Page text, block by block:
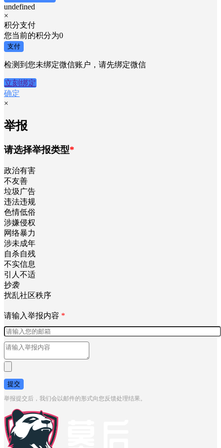
undefined
×
积分支付
您当前的积分为0
支付
检测到您未绑定微信账户，请先绑定微信
立刻绑定
确定
×
举报
请选择举报类型*
政治有害
不友善
垃圾广告
违法违规
色情低俗
涉嫌侵权
网络暴力
涉未成年
自杀自残
不实信息
引人不适
抄袭
扰乱社区秩序
请输入举报内容 *
提交
举报提交后，我们会以邮件的形式向您反馈处理结果。